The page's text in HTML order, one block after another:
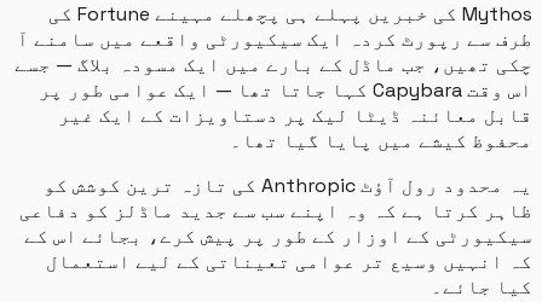
Mythos کی خبریں پہلے ہی پچھلے مہینے Fortune کی
سے رپورٹ کردہ ایک سیکیورٹی واقعے میں سامنے آ
تھیں، جب ماڈل کے بارے میں ایک مسودہ بلاگ — جسے
اس وقت Capybara کہا جاتا تھا — ایک عوامی طور پر
معائنہ ڈیٹا لیک پر دستاویزات کے ایک غیر
کیشے میں پایا گیا تھا۔
یہ محدود رول آؤٹ Anthropic کی تازہ ترین کوشش کو
کرتا ہے کہ وہ اپنے سب سے جدید ماڈلز کو دفاعی
کے اوزار کے طور پر پیش کرے، بجائے اس کے
وسیع تر عوامی تعیناتی کے لیے استعمال
جائے۔